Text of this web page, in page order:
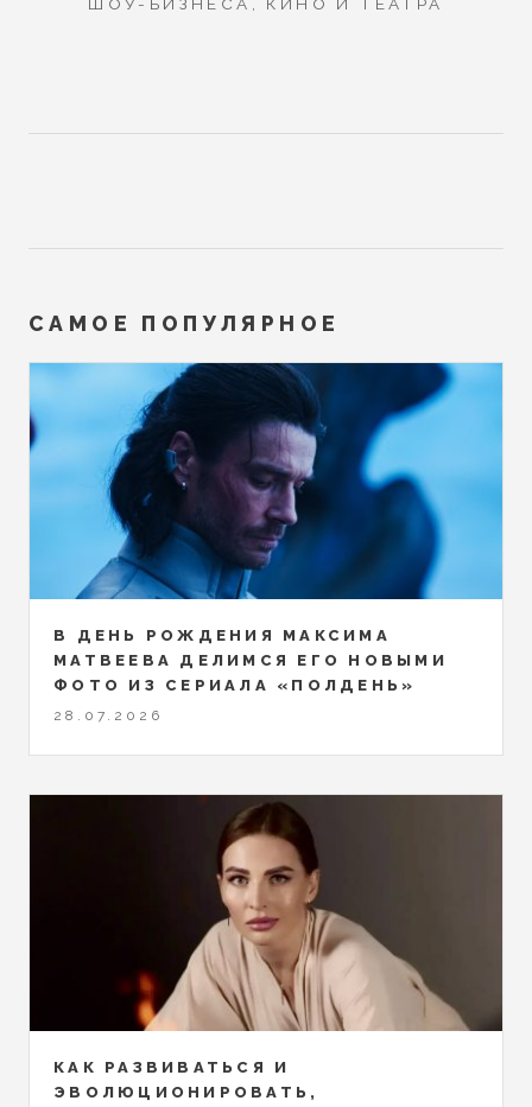
ШОУ-БИЗНЕСА, КИНО И ТЕАТРА
САМОЕ ПОПУЛЯРНОЕ
В ДЕНЬ РОЖДЕНИЯ МАКСИМА
МАТВЕЕВА ДЕЛИМСЯ ЕГО НОВЫМИ
ФОТО ИЗ СЕРИАЛА «ПОЛДЕНЬ»
28.07.2026
КАК РАЗВИВАТЬСЯ И
ЭВОЛЮЦИОНИРОВАТЬ,